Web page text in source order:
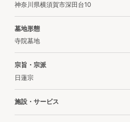
神奈川県横須賀市深田台10
墓地形態
寺院墓地
宗旨・宗派
日蓮宗
施設・サービス